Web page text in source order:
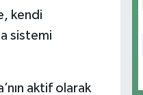
kendi
sistemi
aktif olarak